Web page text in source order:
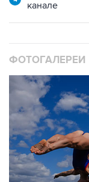
канале
ФОТОГАЛЕРЕИ